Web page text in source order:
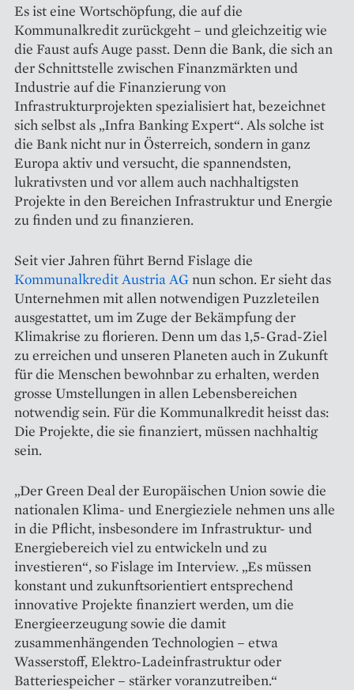
Es ist eine Wortschöpfung, die auf die
Kommunalkredit zurückgeht – und gleichzeitig wie
die Faust aufs Auge passt. Denn die Bank, die sich an
der Schnittstelle zwischen Finanzmärkten und
Industrie auf die Finanzierung von
Infrastrukturprojekten spezialisiert hat, bezeichnet
sich selbst als „Infra Banking Expert“. Als solche ist
die Bank nicht nur in Österreich, sondern in ganz
Europa aktiv und versucht, die spannendsten,
lukrativsten und vor allem auch nachhaltigsten
Projekte in den Bereichen Infrastruktur und Energie
zu finden und zu finanzieren.
Seit vier Jahren führt Bernd Fislage die
Kommunalkredit Austria AGnun schon. Er sieht das
Unternehmen mit allen notwendigen Puzzleteilen
ausgestattet, um im Zuge der Bekämpfung der
Klimakrise zu florieren. Denn um das 1,5-Grad-Ziel
zu erreichen und unseren Planeten auch in Zukunft
für die Menschen bewohnbar zu erhalten, werden
grosse Umstellungen in allen Lebensbereichen
notwendig sein. Für die Kommunalkredit heisst das:
Die Projekte, die sie finanziert, müssen nachhaltig
sein.
„Der Green Deal der Europäischen Union sowie die
nationalen Klima- und Energieziele nehmen uns alle
in die Pflicht, insbesondere im Infrastruktur- und
Energiebereich viel zu entwickeln und zu
investieren“, so Fislage im Interview. „Es müssen
konstant und zukunftsorientiert entsprechend
innovative Projekte finanziert werden, um die
Energieerzeugung sowie die damit
zusammenhängenden Technologien – etwa
Wasserstoff, Elektro-Ladeinfrastruktur oder
Batteriespeicher – stärker voranzutreiben.“